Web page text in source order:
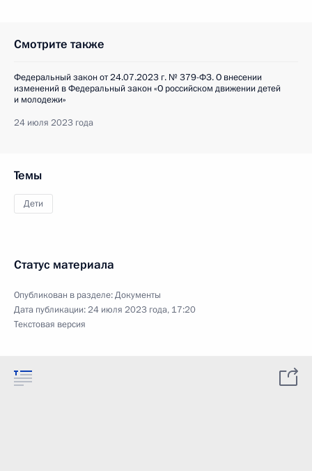
Смотрите также
Федеральный закон от 24.07.2023 г. № 379-ФЗ. О внесении
изменений в Федеральный закон «О российском движении детей
и молодежи»
24 июля 2023 года
Темы
Дети
Статус материала
Опубликован в разделе:Документы
Дата публикации:24 июля 2023 года, 17:20
Текстовая версия